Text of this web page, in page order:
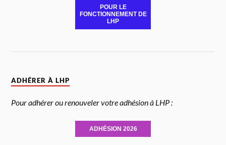
POUR LE
FONCTIONNEMENT DE
LHP
ADHÉRER À LHP
Pour adhérer ou renouveler votre adhésion à LHP :
ADHÉSION 2026